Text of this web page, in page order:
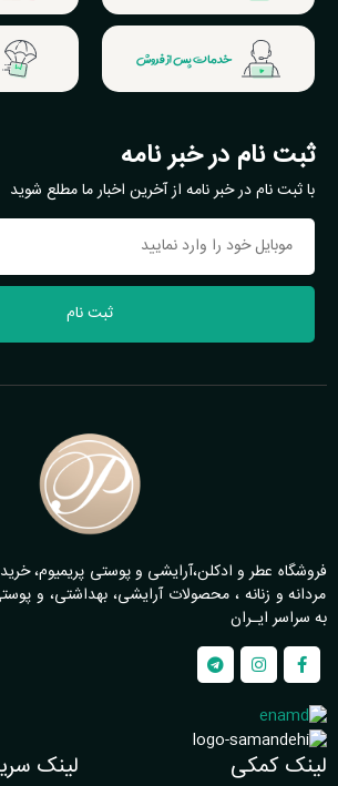
خدمات پس از فروش
ثبت نام در خبر نامه
با ثبت نام در خبر نامه از آخرین اخبار ما مطلع شوید
ثبت نام
فروشگاه عطر و ادکلن،آرایشی و پوستی پریمیوم،
مردانه و زنانه ، محصولات آرایشی، بهداشتی، و
به سراسر ایـران
لینک کمکی لینک